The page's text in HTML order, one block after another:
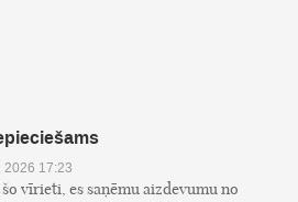
2026 17:23
vīrieti, es saņēmu aizdevumu no